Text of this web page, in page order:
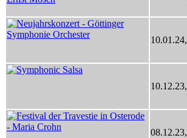
10.01.24,
10.12.23,
08.12.23,